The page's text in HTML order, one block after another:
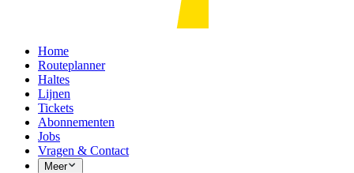
Home
Routeplanner
Haltes
Lijnen
Tickets
Abonnementen
Jobs
Vragen & Contact
Meer